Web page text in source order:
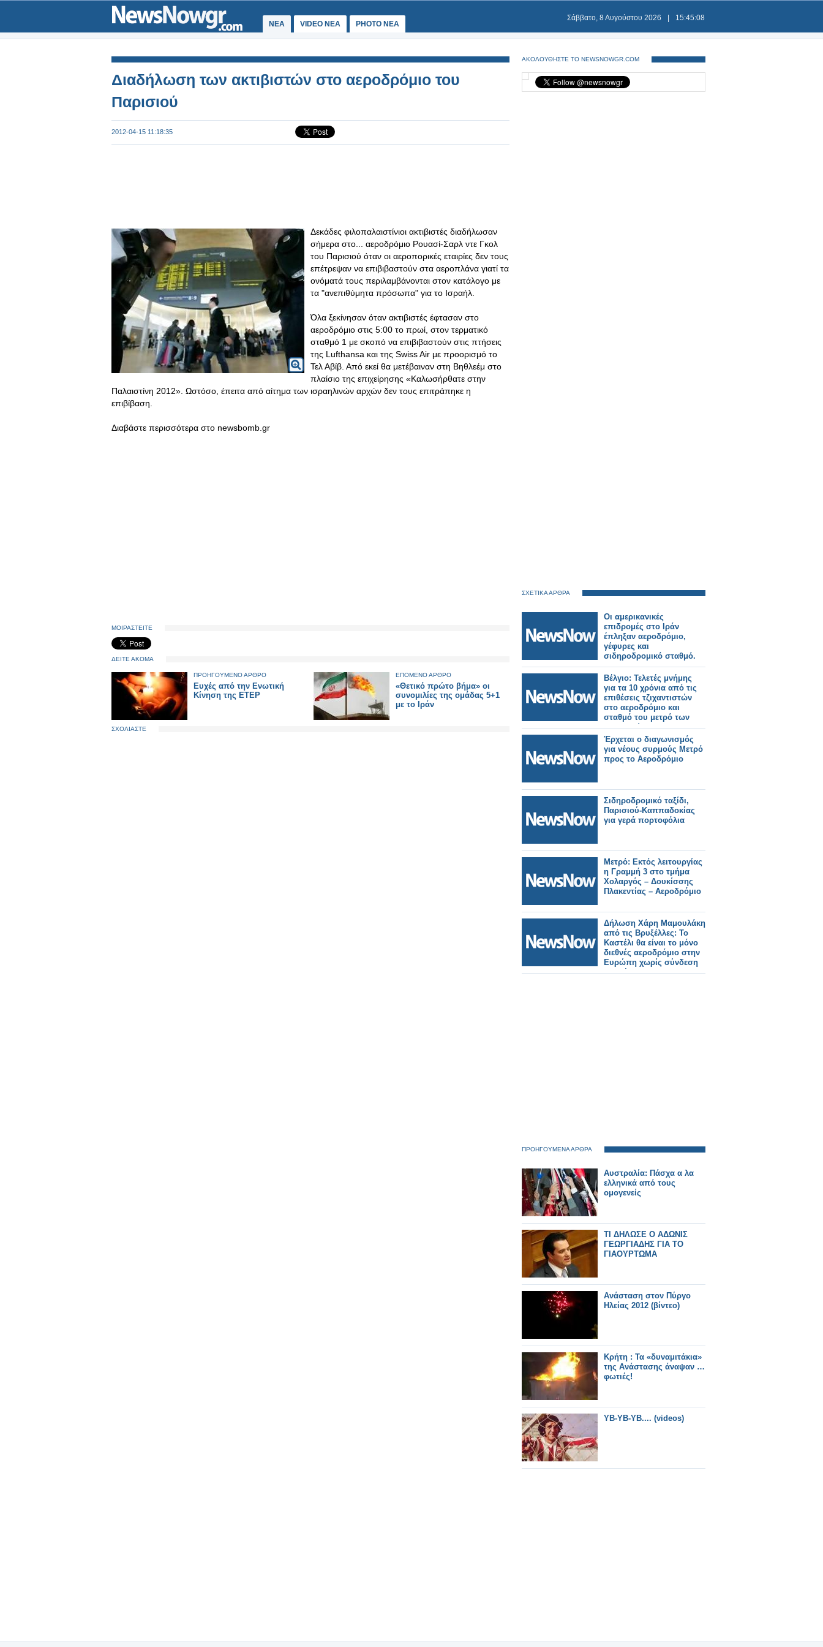
ΝΕΑ VIDEO NEA PHOTO NEA
Σάββατο, 8 Αυγούστου 2026 15:45:08
Διαδήλωση των ακτιβιστών στο αεροδρόμιο του
Παρισιού
2012-04-15 11:18:35
Δεκάδες φιλοπαλαιστίνιοι ακτιβιστές διαδήλωσαν
σήμερα στο... αεροδρόμιο Ρουασί-Σαρλ ντε Γκολ
του Παρισιού όταν οι αεροπορικές εταιρίες δεν τους
επέτρεψαν να επιβιβαστούν στα αεροπλάνα γιατί τα
ονόματά τους περιλαμβάνονται στον κατάλογο με
τα "ανεπιθύμητα πρόσωπα" για το Ισραήλ.
Όλα ξεκίνησαν όταν ακτιβιστές έφτασαν στο
αεροδρόμιο στις 5:00 το πρωί, στον τερματικό
σταθμό 1 με σκοπό να επιβιβαστούν στις πτήσεις
της Lufthansa και της Swiss Air με προορισμό το
Τελ Αβίβ. Από εκεί θα μετέβαιναν στη Βηθλεέμ στο
πλαίσιο της επιχείρησης «Καλωσήρθατε στην
Παλαιστίνη 2012». Ωστόσο, έπειτα από αίτημα των ισραηλινών αρχών δεν τους επιτράπηκε η
επιβίβαση.
Διαβάστε περισσότερα στο newsbomb.gr
ΜΟΙΡΑΣΤΕΙΤΕ
ΔΕΙΤΕ ΑΚΟΜΑ
ΠΡΟΗΓΟΥΜΕΝΟ ΑΡΘΡΟ
Ευχές από την Ενωτική
Κίνηση της ΕΤΕΡ
ΕΠΟΜΕΝΟ ΑΡΘΡΟ
«Θετικό πρώτο βήμα» οι
συνομιλίες της ομάδας 5+1
με το Ιράν
ΣΧΟΛΙΑΣΤΕ
ΑΚΟΛΟΥΘΗΣΤΕ ΤΟ NEWSNOWGR.COM
ΣΧΕΤΙΚΑ ΑΡΘΡΑ
Οι αμερικανικές
επιδρομές στο Ιράν
έπληξαν αεροδρόμιο,
γέφυρες και
σιδηροδρομικό σταθμό.
Βέλγιο: Τελετές μνήμης
για τα 10 χρόνια από τις
επιθέσεις τζιχαντιστών
στο αεροδρόμιο και
σταθμό του μετρό των
Βρυξελλών
Έρχεται ο διαγωνισμός
για νέους συρμούς Μετρό
προς το Αεροδρόμιο
Σιδηροδρομικό ταξίδι,
Παρισιού-Καππαδοκίας
για γερά πορτοφόλια
Μετρό: Εκτός λειτουργίας
η Γραμμή 3 στο τμήμα
Χολαργός – Δουκίσσης
Πλακεντίας – Αεροδρόμιο
Δήλωση Χάρη Μαμουλάκη
από τις Βρυξέλλες: Το
Καστέλι θα είναι το μόνο
διεθνές αεροδρόμιο στην
Ευρώπη χωρίς σύνδεση
με τρένο.
ΠΡΟΗΓΟΥΜΕΝΑ ΑΡΘΡΑ
Αυστραλία: Πάσχα α λα
ελληνικά από τους
ομογενείς
TΙ ΔΗΛΩΣΕ Ο ΑΔΩΝΙΣ
ΓΕΩΡΓΙΑΔΗΣ ΓΙΑ ΤΟ
ΓΙΑΟΥΡΤΩΜΑ
Ανάσταση στον Πύργο
Ηλείας 2012 (βίντεο)
Κρήτη : Τα «δυναμιτάκια»
της Ανάστασης άναψαν …
φωτιές!
YB-YB-YB.... (videos)